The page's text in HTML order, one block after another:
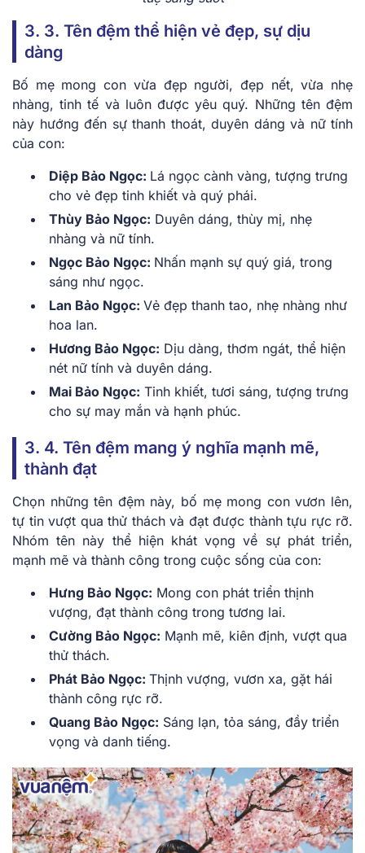
3. 3. Tên đệm thể hiện vẻ đẹp, sự dịu
dàng
Bố mẹ mong con vừa đẹp người, đẹp nết, vừa nhẹ
nhàng, tinh tế và luôn được yêu quý. Những tên đệm
này hướng đến sự thanh thoát, duyên dáng và nữ tính
của con:
Diệp Bảo Ngọc: Lá ngọc cành vàng, tượng trưng
cho vẻ đẹp tinh khiết và quý phái.
Thùy Bảo Ngọc: Duyên dáng, thùy mị, nhẹ
nhàng và nữ tính.
Ngọc Bảo Ngọc: Nhấn mạnh sự quý giá, trong
sáng như ngọc.
Lan Bảo Ngọc: Vẻ đẹp thanh tao, nhẹ nhàng như
hoa lan.
Hương Bảo Ngọc: Dịu dàng, thơm ngát, thể hiện
nét nữ tính và duyên dáng.
Mai Bảo Ngọc: Tinh khiết, tươi sáng, tượng trưng
cho sự may mắn và hạnh phúc.
3. 4. Tên đệm mang ý nghĩa mạnh mẽ,
thành đạt
Chọn những tên đệm này, bố mẹ mong con vươn lên,
tự tin vượt qua thử thách và đạt được thành tựu rực rỡ.
Nhóm tên này thể hiện khát vọng về sự phát triển,
mạnh mẽ và thành công trong cuộc sống của con:
Hưng Bảo Ngọc: Mong con phát triển thịnh
vượng, đạt thành công trong tương lai.
Cường Bảo Ngọc: Mạnh mẽ, kiên định, vượt qua
thử thách.
Phát Bảo Ngọc: Thịnh vượng, vươn xa, gặt hái
thành công rực rỡ.
Quang Bảo Ngọc: Sáng lạn, tỏa sáng, đầy triển
vọng và danh tiếng.